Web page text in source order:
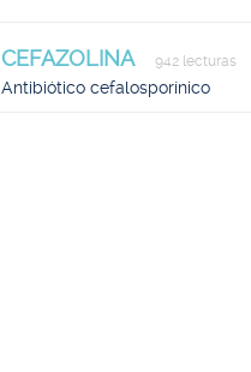
CEFAZOLINA 942 lecturas
Antibiótico cefalosporínico